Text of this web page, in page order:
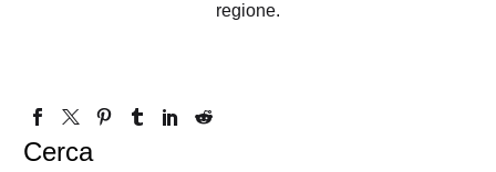
regione.
Cerca